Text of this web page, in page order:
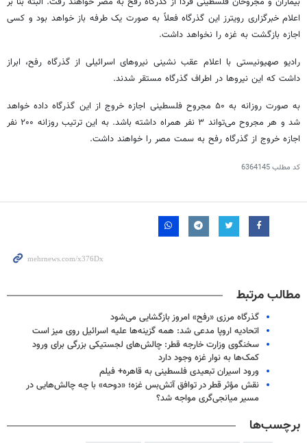
اعلام خبرگزاری رویترز این گذرگاه فعلاً به صورت یکطرفه باز خواهد بود و کسی
اجازه بازگشت به غزه را نخواهد داشت.
رادیو صهیونیستی با اعلام عقب نشینی نیروهای اسرائیلی از گذرگاه رفح، ابراز
داشت که این نیروها در اطراف گذرگاه مستقر شدند.
به صورت روزانه به ۵۰ مجروح فلسطینی اجازه خروج از این گذرگاه داده خواهد
شد و هر مجروح می‌تواند ۳ نفر همراه داشته باشد. به این ترتیب روزانه ۲۰۰ نفر
اجازه خروج از گذرگاه رفح به سمت مصر را خواهند داشت.
کد مطلب6364145
مطالب مرتبط
گذرگاه مرزی «رفح» امروز بازگشایی می‌شود
اتحادیه اروپا مدعی شد: همه گزینه‌ها علیه اسرائیل روی میز است
سخنگوی وزارت خارجه قطر: چالش‌های لجستیکی بزرگی برای ورود
کمک‌ها به نوار غزه وجود دارد
ورود اسیران تبعیدی فلسطینی به قاهره+ فیلم
نقش مؤثر قطر در توافق آتش‌بس غزه؛ «دوحه» با چه چالش‌هایی در
مسیر میانجی‌گری مواجه شد؟
برچسب‌ها